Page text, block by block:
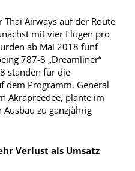
Airways auf der Route
mit vier Flügen pro
ab Mai 2018 fünf
787-8 „Dreamliner“
standen für die
dem Programm. General
Akrapreedee, plante im
Ausbau zu ganzjährig
Verlust als Umsatz